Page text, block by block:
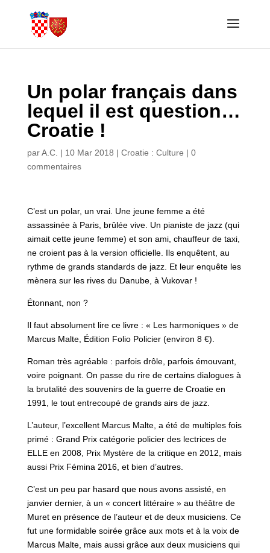
Un polar français dans
lequel il est question…
Croatie !
parA.C. | 10 Mar 2018 | Croatie : Culture | 0
commentaires
C’est un polar, un vrai. Une jeune femme a été
assassinée à Paris, brûlée vive. Un pianiste de jazz (qui
aimait cette jeune femme) et son ami, chauffeur de taxi,
ne croient pas à la version officielle. Ils enquêtent, au
rythme de grands standards de jazz. Et leur enquête les
mènera sur les rives du Danube, à Vukovar !
Étonnant, non ?
Il faut absolument lire ce livre : « Les harmoniques » de
Marcus Malte, Édition Folio Policier (environ 8 €).
Roman très agréable : parfois drôle, parfois émouvant,
voire poignant. On passe du rire de certains dialogues à
la brutalité des souvenirs de la guerre de Croatie en
1991, le tout entrecoupé de grands airs de jazz.
L’auteur, l’excellent Marcus Malte, a été de multiples fois
primé : Grand Prix catégorie policier des lectrices de
ELLE en 2008, Prix Mystère de la critique en 2012, mais
aussi Prix Fémina 2016, et bien d’autres.
C’est un peu par hasard que nous avons assisté, en
janvier dernier, à un « concert littéraire » au théâtre de
Muret en présence de l’auteur et de deux musiciens. Ce
fut une formidable soirée grâce aux mots et à la voix de
Marcus Malte, mais aussi grâce aux deux musiciens qui